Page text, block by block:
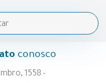
conosco
1558 -